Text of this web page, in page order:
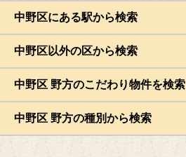
中野区にある駅から検索
中野区以外の区から検索
中野区 野方のこだわり物件を検索
中野区 野方の種別から検索